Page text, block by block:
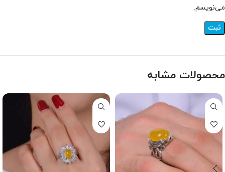
می‌نویسم.
محصولات مشابه